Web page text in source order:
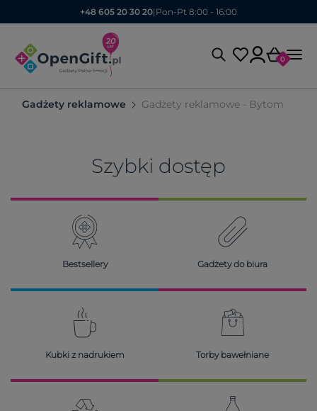
+48 605 20 30 20| Pon-Pt 8:00 - 16:00
0
Gadżety reklamowe Gadżety reklamowe - Bytom
Szybki dostęp
Bestsellery Gadżety do biura
Kubki z nadrukiem Torby bawełniane